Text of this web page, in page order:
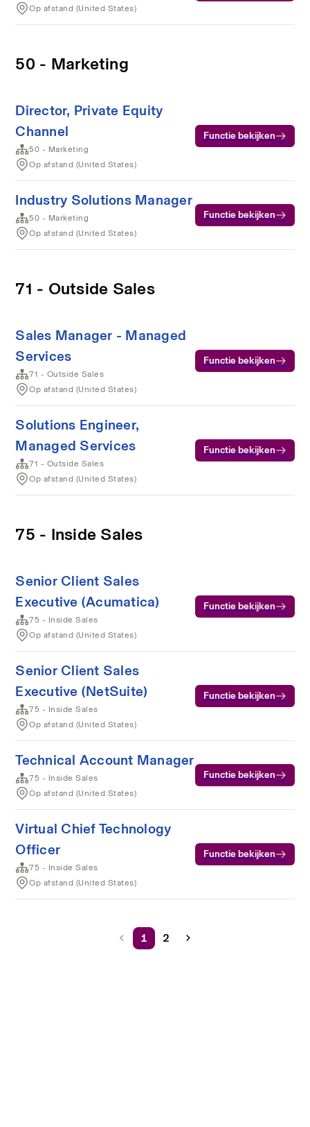
Op afstand (United States)
50 - Marketing
Director, Private Equity
Channel
50 - Marketing
Op afstand (United States)
Functie bekijken
Industry Solutions Manager
50 - Marketing
Op afstand (United States)
Functie bekijken
71 - Outside Sales
Sales Manager - Managed
Services
71 - Outside Sales
Op afstand (United States)
Functie bekijken
Solutions Engineer,
Managed Services
71 - Outside Sales
Op afstand (United States)
Functie bekijken
75 - Inside Sales
Senior Client Sales
Executive (Acumatica)
75 - Inside Sales
Op afstand (United States)
Functie bekijken
Senior Client Sales
Executive (NetSuite)
75 - Inside Sales
Op afstand (United States)
Functie bekijken
Technical Account Manager
75 - Inside Sales
Op afstand (United States)
Functie bekijken
Virtual Chief Technology
Officer
75 - Inside Sales
Op afstand (United States)
Functie bekijken
1 2